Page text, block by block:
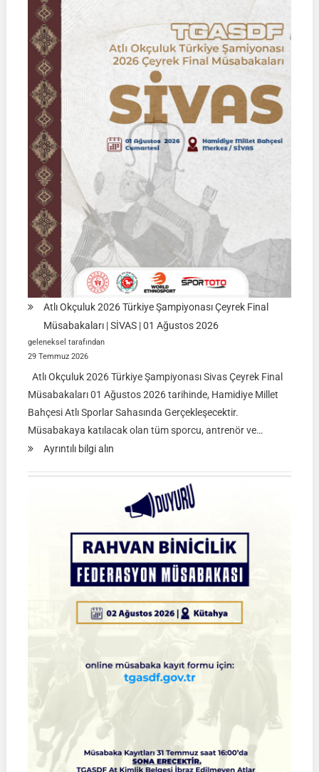
02
Ağustos
2026
|
KÜTAHYA
|
İSİM
LİSTELERİ
Atlı Okçuluk 2026 Türkiye Şampiyonası Çeyrek Final
Müsabakaları | SİVAS | 01 Ağustos 2026
geleneksel tarafından
29 Temmuz 2026
Atlı Okçuluk 2026 Türkiye Şampiyonası Sivas Çeyrek Final
Müsabakaları 01 Ağustos 2026 tarihinde, Hamidiye Millet
Bahçesi Atlı Sporlar Sahasında Gerçekleşecektir.
Müsabakaya katılacak olan tüm sporcu, antrenör ve…
Ayrıntılı bilgi alın:
2026
Türkiye
Şampiyonası
Final
|
01